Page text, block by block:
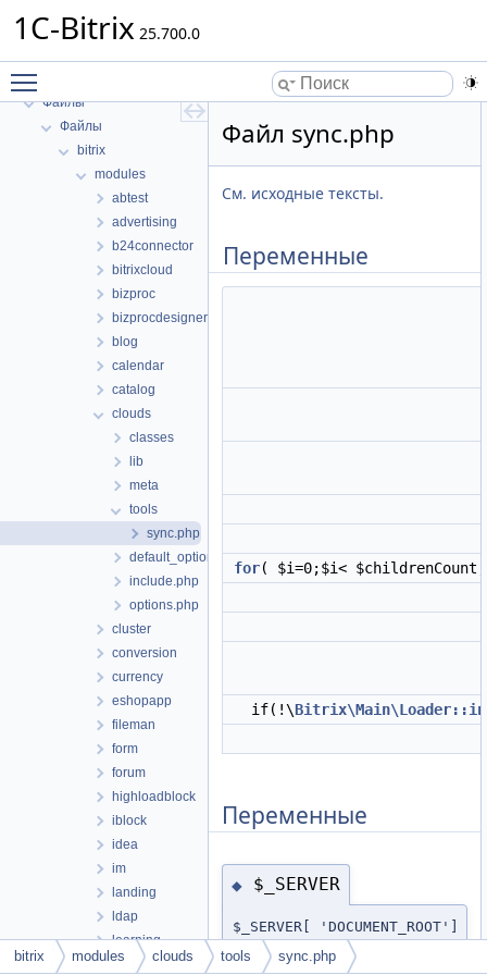
1C-Bitrix 25.700.0
1C-Bitrix
Файлы
Файлы
bitrix
modules
abtest
advertising
b24connector
bitrixcloud
bizproc
bizprocdesigner
blog
calendar
catalog
clouds
classes
lib
meta
tools
sync.php
default_option.php
include.php
options.php
cluster
conversion
currency
eshopapp
fileman
form
forum
highloadblock
iblock
idea
im
landing
ldap
learning
lists
Файл sync.php
См. исходные тексты.
Переменные
for( $i=0;$i<
if(!\
Переменные
◆ $_SERVER
$_SERVER[ 'DOCUMENT_ROOT']
=
bitrix modules clouds tools sync.php